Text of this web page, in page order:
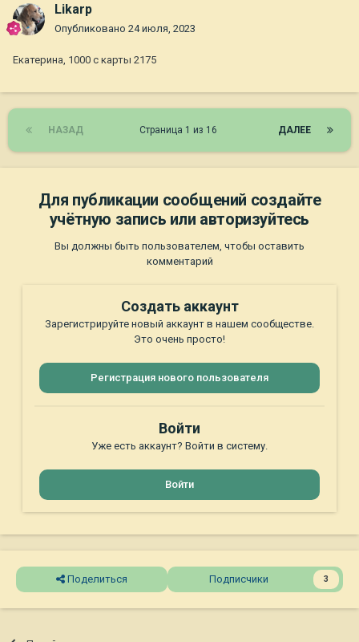
Likarp
Опубликовано 24 июля, 2023
Екатерина, 1000 с карты 2175
НАЗАД ДАЛЕЕ
Страница 1 из 16
Для публикации сообщений создайте
учётную запись или авторизуйтесь
Вы должны быть пользователем, чтобы оставить
комментарий
Создать аккаунт
Зарегистрируйте новый аккаунт в нашем сообществе.
Это очень просто!
Регистрация нового пользователя
Войти
Уже есть аккаунт? Войти в систему.
Войти
Поделиться Подписчики 3